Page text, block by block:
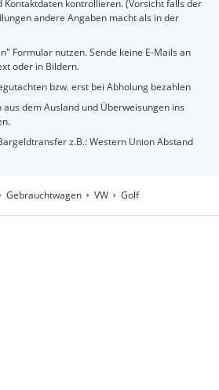
Kontaktdaten kontrollieren. (Vorsicht falls der
andere Angaben macht als in der
Formular nutzen. Sende keine E-Mails an
oder in Bildern.
bzw. erst bei Abholung bezahlen
dem Ausland und Überweisungen ins
z.B.: Western Union Abstand
Gebrauchtwagen VW Golf